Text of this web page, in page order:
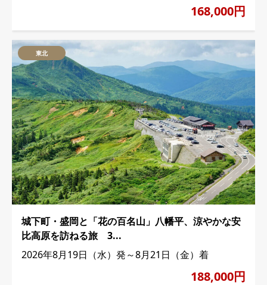
168,000円
東北
城下町・盛岡と「花の百名山」八幡平、涼やかな安
比高原を訪ねる旅 3...
2026年8月19日（水）発～8月21日（金）着
188,000円